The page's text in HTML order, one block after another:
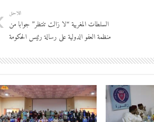
اللاحق
السلطات المغربية “لا زالت تنتظر” جوابا من
منظمة العفو الدولية على رسالة رئيس الحكومة